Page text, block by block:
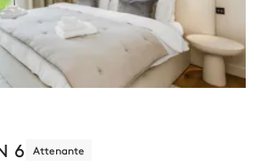
6 Attenante